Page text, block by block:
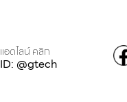
แอดไลน์ คลิก
ID: @gtech